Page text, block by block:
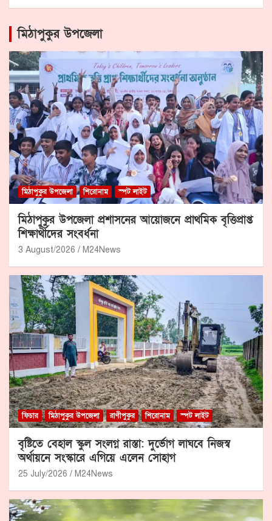
মিঠাপুকুর উপজেলা
মিঠাপুকুর উপজেলা শিরোনাম স্পট লাইট
মিঠাপুকুর উপজেলা প্রশাসনের আয়োজনে প্রাথমিক বৃত্তিপ্রাপ্ত
শিক্ষার্থীদের সংবর্ধনা
3 August/2026 M24News
ফিচার মিঠাপুকুর উপজেলা রাণীপুকুর শিরোনাম স্পট লাইট
বৃষ্টিতে বেহাল স্কুল সংলগ্ন রাস্তা: দুর্ভোগ লাঘবে নিজস্ব
অর্থায়নে সংস্কারে এগিয়ে এলেন সোহাগ
25 July/2026 M24News